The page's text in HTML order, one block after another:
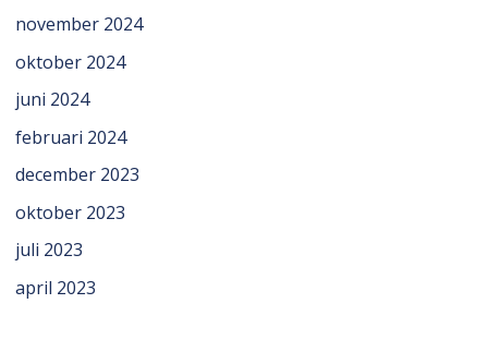
november 2024
oktober 2024
juni 2024
februari 2024
december 2023
oktober 2023
juli 2023
april 2023